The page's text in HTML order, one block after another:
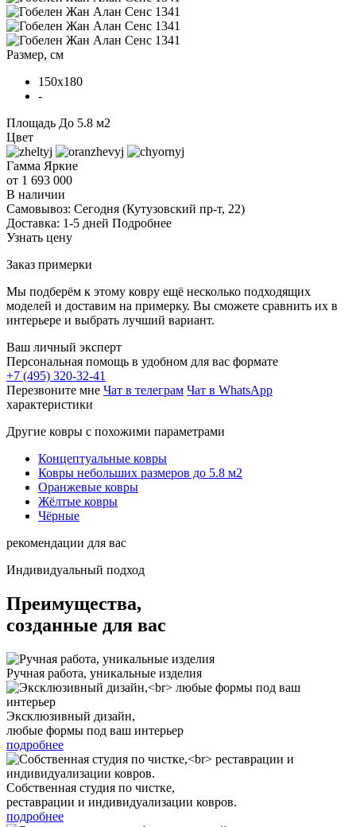
Размер, см
150x180
-
Площадь До 5.8 м2
Цвет
Гамма Яркие
от 1 693 000
В наличии
Самовывоз: Сегодня (Кутузовский пр-т, 22)
Доставка: 1-5 дней Подробнее
Узнать цену
Заказ примерки
Мы подберём к этому ковру ещё несколько подходящих
моделей и доставим на примерку. Вы сможете сравнить их в
интерьере и выбрать лучший вариант.
Ваш личный эксперт
Персональная помощь в удобном для вас формате
+7 (495) 320-32-41
Перезвоните мне Чат в телеграм Чат в WhatsApp
характеристики
Другие ковры с похожими параметрами
Концептуальные ковры
Ковры небольших размеров до 5.8 м2
Оранжевые ковры
Жёлтые ковры
Чёрные
рекомендации для вас
Индивидуальный подход
Преимущества,
созданные для вас
Ручная работа, уникальные изделия
Эксклюзивный дизайн,
любые формы под ваш интерьер
подробнее
Собственная студия по чистке,
реставрации и индивидуализации ковров.
подробнее